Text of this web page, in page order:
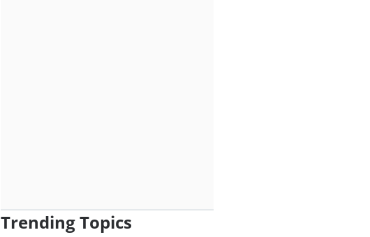
Trending Topics